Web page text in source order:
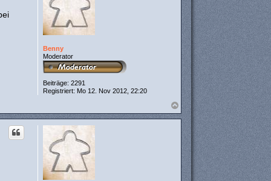
a
i
3
b
e
n
Benny
Moderator
Beiträge: 2291
Registriert: Mo 12. Nov 2012, 22:20
a
c
h
o
b
e
n